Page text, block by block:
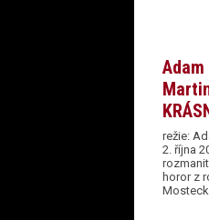
režie:
2. října
horor z